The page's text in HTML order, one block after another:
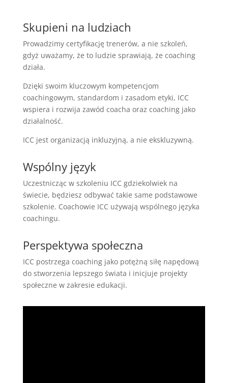
Skupieni na ludziach
Prowadzimy certyfikację trenerów, a nie szkoleń,
gdyż uważamy, że to ludzie sprawiają, że coaching
działa.
Dzięki swoim kluczowym kompetencjom
coachingowym, standardom i zasadom etyki, ICC
wspiera i rozwija zawód coacha oraz coaching jako
działalność.
ICC jest organizacją inkluzyjną, a nie ekskluzywną.
Wspólny język
Uczestnicząc w szkoleniu ICC gdziekolwiek na
świecie, będziesz odbywać takie same podstawowe
szkolenie. Coachowie ICC używają wspólnego języka
coachingu.
Perspektywa społeczna
ICC postrzega coaching jako potężną siłę napędową
do stworzenia lepszego świata i inicjuje projekty
społeczne w zakresie edukacji.